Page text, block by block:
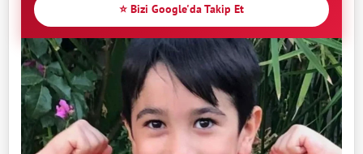
⭐ Bizi Google'da Takip Et